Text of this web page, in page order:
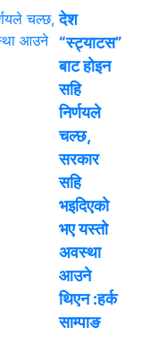
देश
“स्ट्याटस”
बाट होइन
सहि
निर्णयले
चल्छ,
सरकार
सहि
भइदिएको
भए यस्तो
अवस्था
आउने
थिएन :हर्क
साम्पाङ